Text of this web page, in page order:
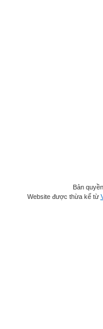
Bản
Website được thừa kế từ